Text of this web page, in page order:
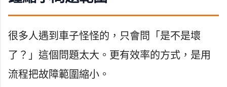
很多人遇到車子怪怪的，只會問「是不是壞
了？」這個問題太大。更有效率的方式，是用
流程把故障範圍縮小。